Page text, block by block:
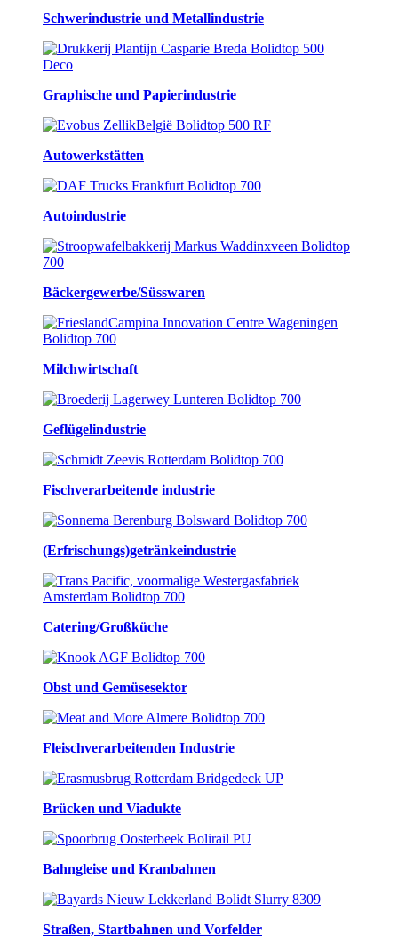
Schwerindustrie und Metallindustrie
Graphische und Papierindustrie
Autowerkstätten
Autoindustrie
Bäckergewerbe/Süsswaren
Milchwirtschaft
Geflügelindustrie
Fischverarbeitende industrie
(Erfrischungs)getränkeindustrie
Catering/Großküche
Obst und Gemüsesektor
Fleischverarbeitenden Industrie
Brücken und Viadukte
Bahngleise und Kranbahnen
Straßen, Startbahnen und Vorfelder